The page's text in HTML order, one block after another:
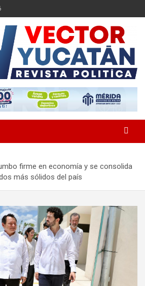
firme en economía y se consolida
más sólidos del país